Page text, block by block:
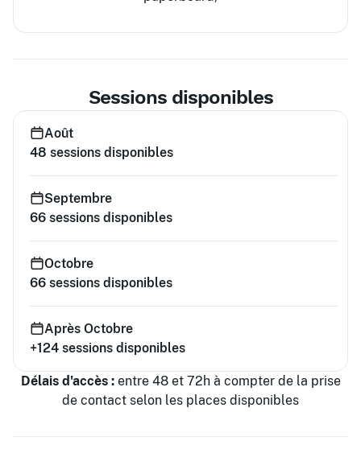
Sessions disponibles
Août
48 sessions disponibles
Septembre
66 sessions disponibles
Octobre
66 sessions disponibles
Après Octobre
+124 sessions disponibles
Délais d'accès :entre 48 et 72h à compter de la prise
de contact selon les places disponibles